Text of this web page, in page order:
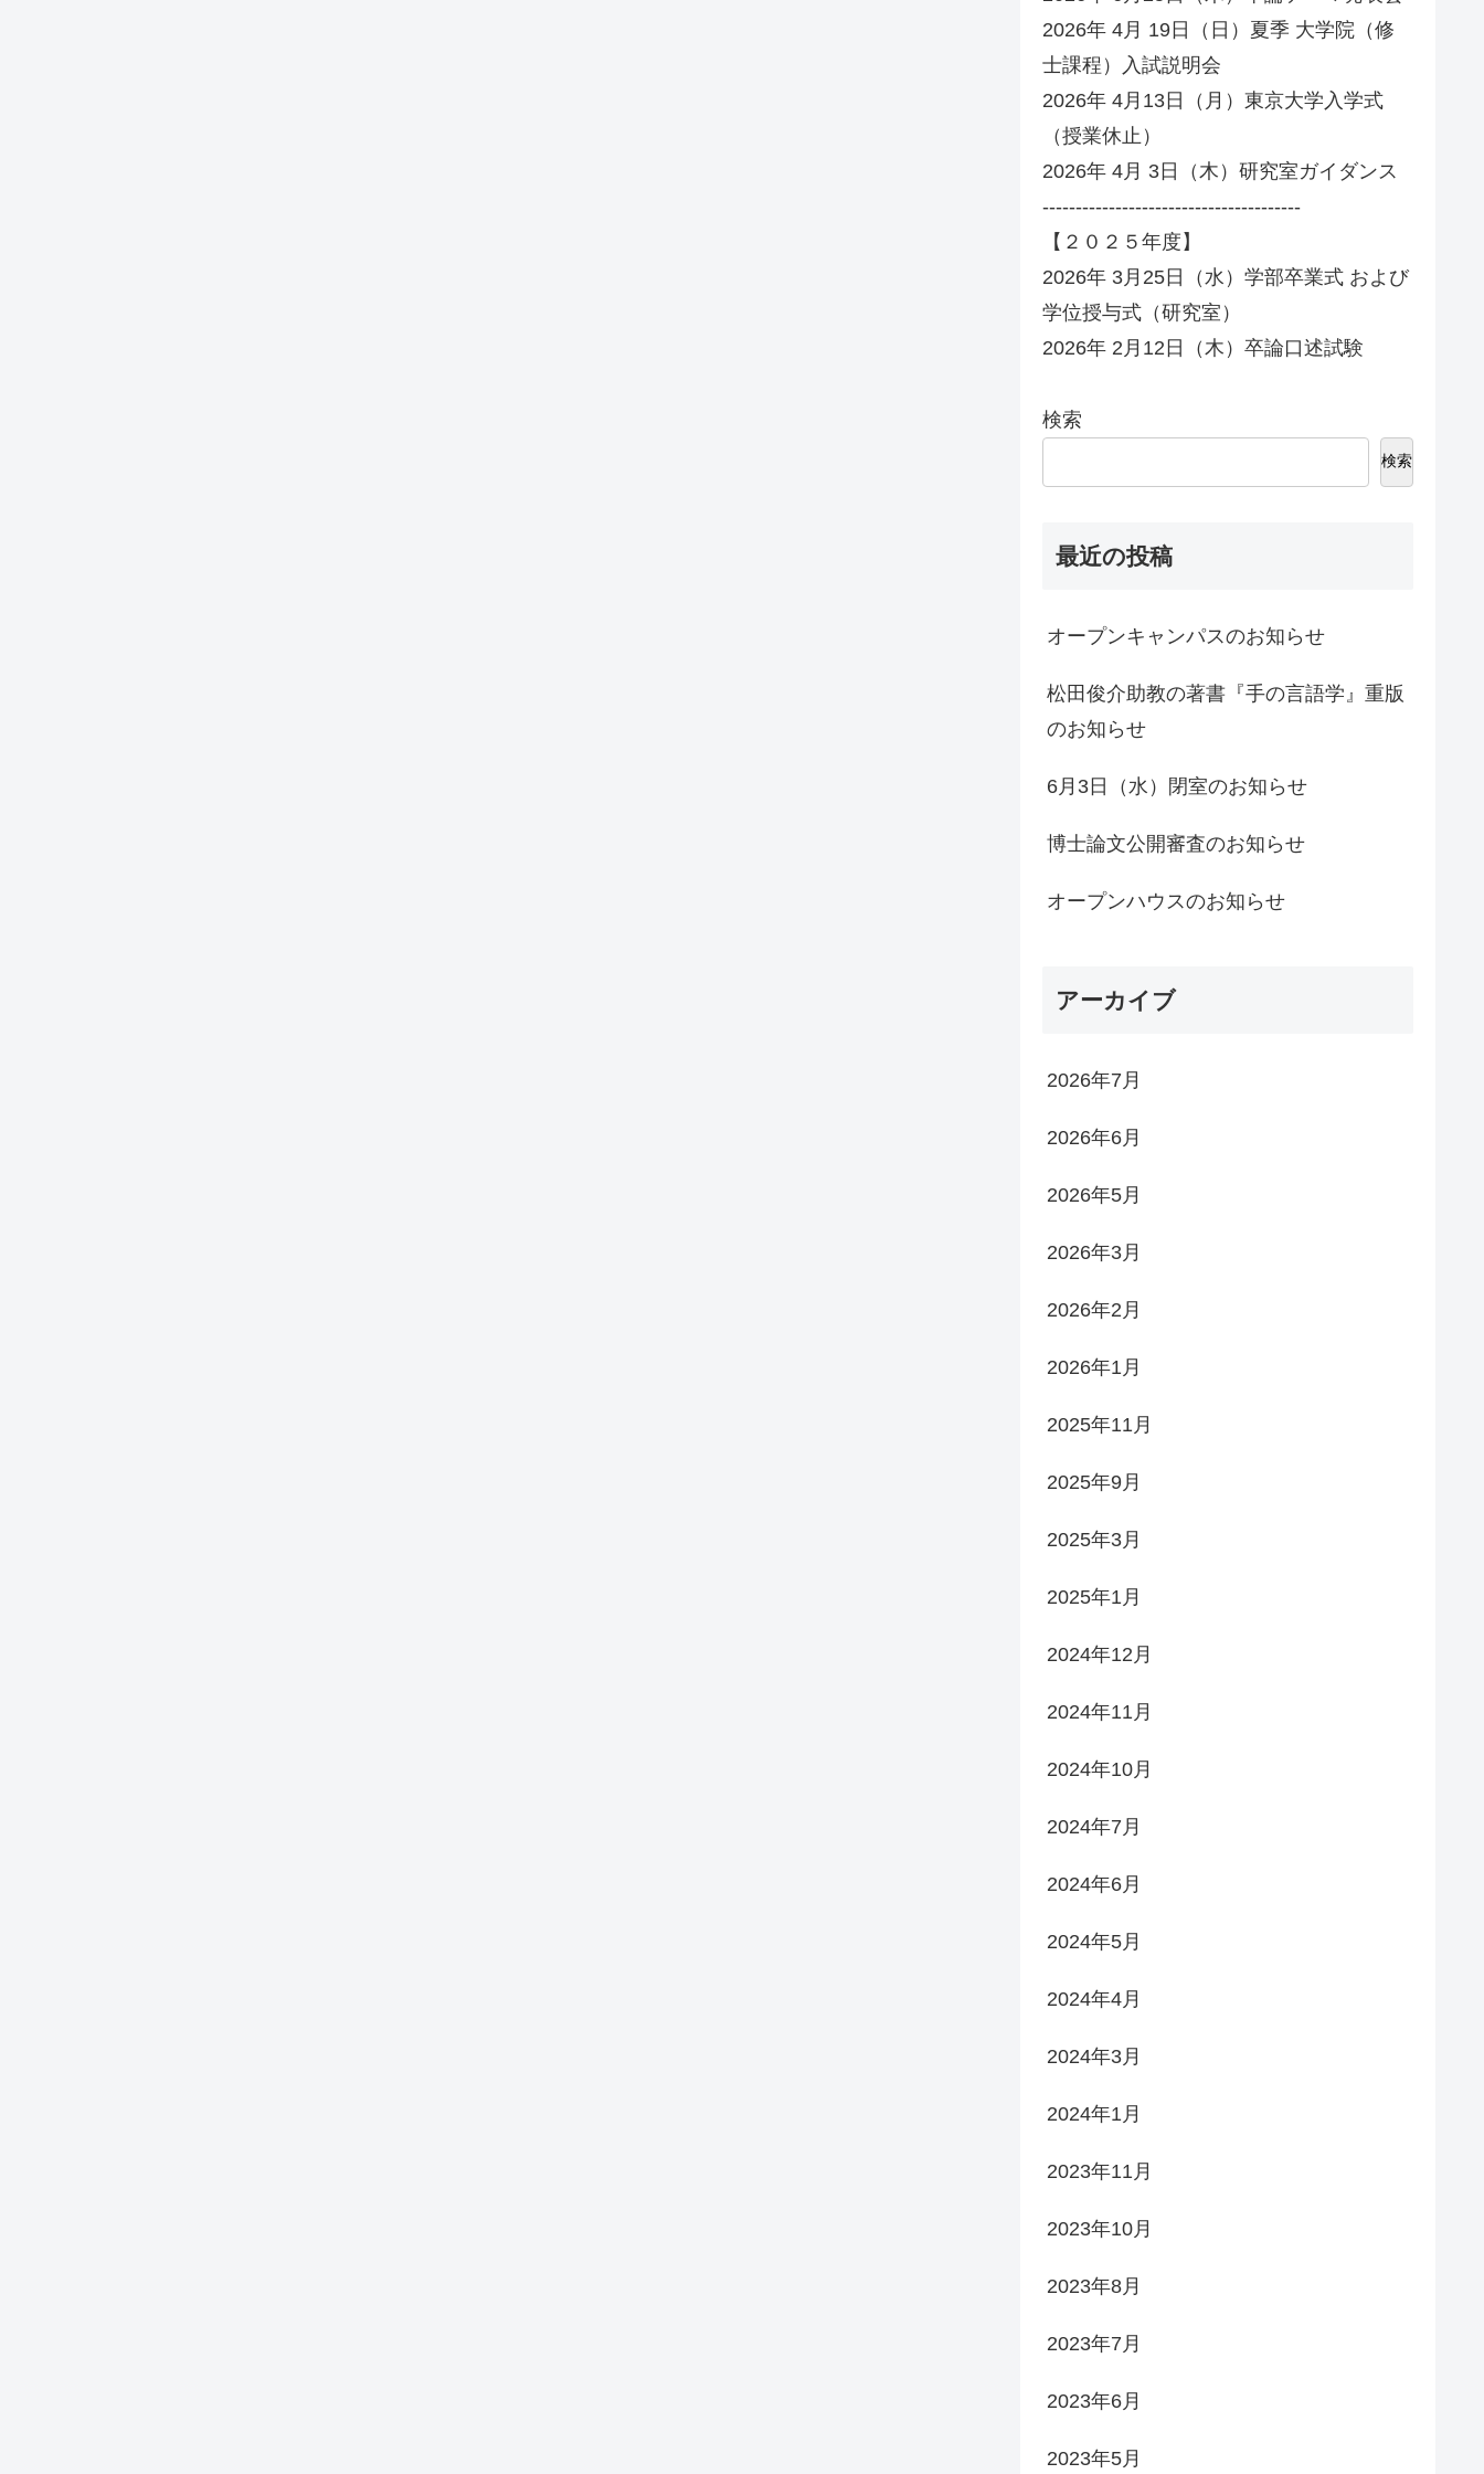
2026年 4月 19日（日）夏季 大学院（修
士課程）入試説明会
2026年 4月13日（月）東京大学入学式
（授業休止）
2026年 4月 3日（木）研究室ガイダンス
---------------------------------------
【２０２５年度】
2026年 3月25日（水）学部卒業式 および
学位授与式（研究室）
2026年 2月12日（木）卒論口述試験
検索
検索
最近の投稿
オープンキャンパスのお知らせ
松田俊介助教の著書『手の言語学』重版
のお知らせ
6月3日（水）閉室のお知らせ
博士論文公開審査のお知らせ
オープンハウスのお知らせ
アーカイブ
2026年7月
2026年6月
2026年5月
2026年3月
2026年2月
2026年1月
2025年11月
2025年9月
2025年3月
2025年1月
2024年12月
2024年11月
2024年10月
2024年7月
2024年6月
2024年5月
2024年4月
2024年3月
2024年1月
2023年11月
2023年10月
2023年8月
2023年7月
2023年6月
2023年5月